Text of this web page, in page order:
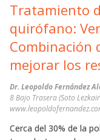
Tratamiento
quirófano:
Combinación
mejorar los
Dr. Leopoldo Fernández
8 Bajo Trasera (Soto
Cerca del 30% de la